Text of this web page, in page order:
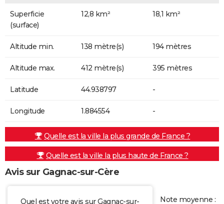
Superficie
(surface)
12,8 km² 18,1 km²
Altitude min. 138 mètre(s) 194 mètres
Altitude max. 412 mètre(s) 395 mètres
Latitude 44.938797 -
Longitude 1.884554 -
Quelle est la ville la plus grande de France ?
Quelle est la ville la plus haute de France ?
Avis sur Gagnac-sur-Cère
Quel est votre avis sur Gagnac-sur- Note moyenne :